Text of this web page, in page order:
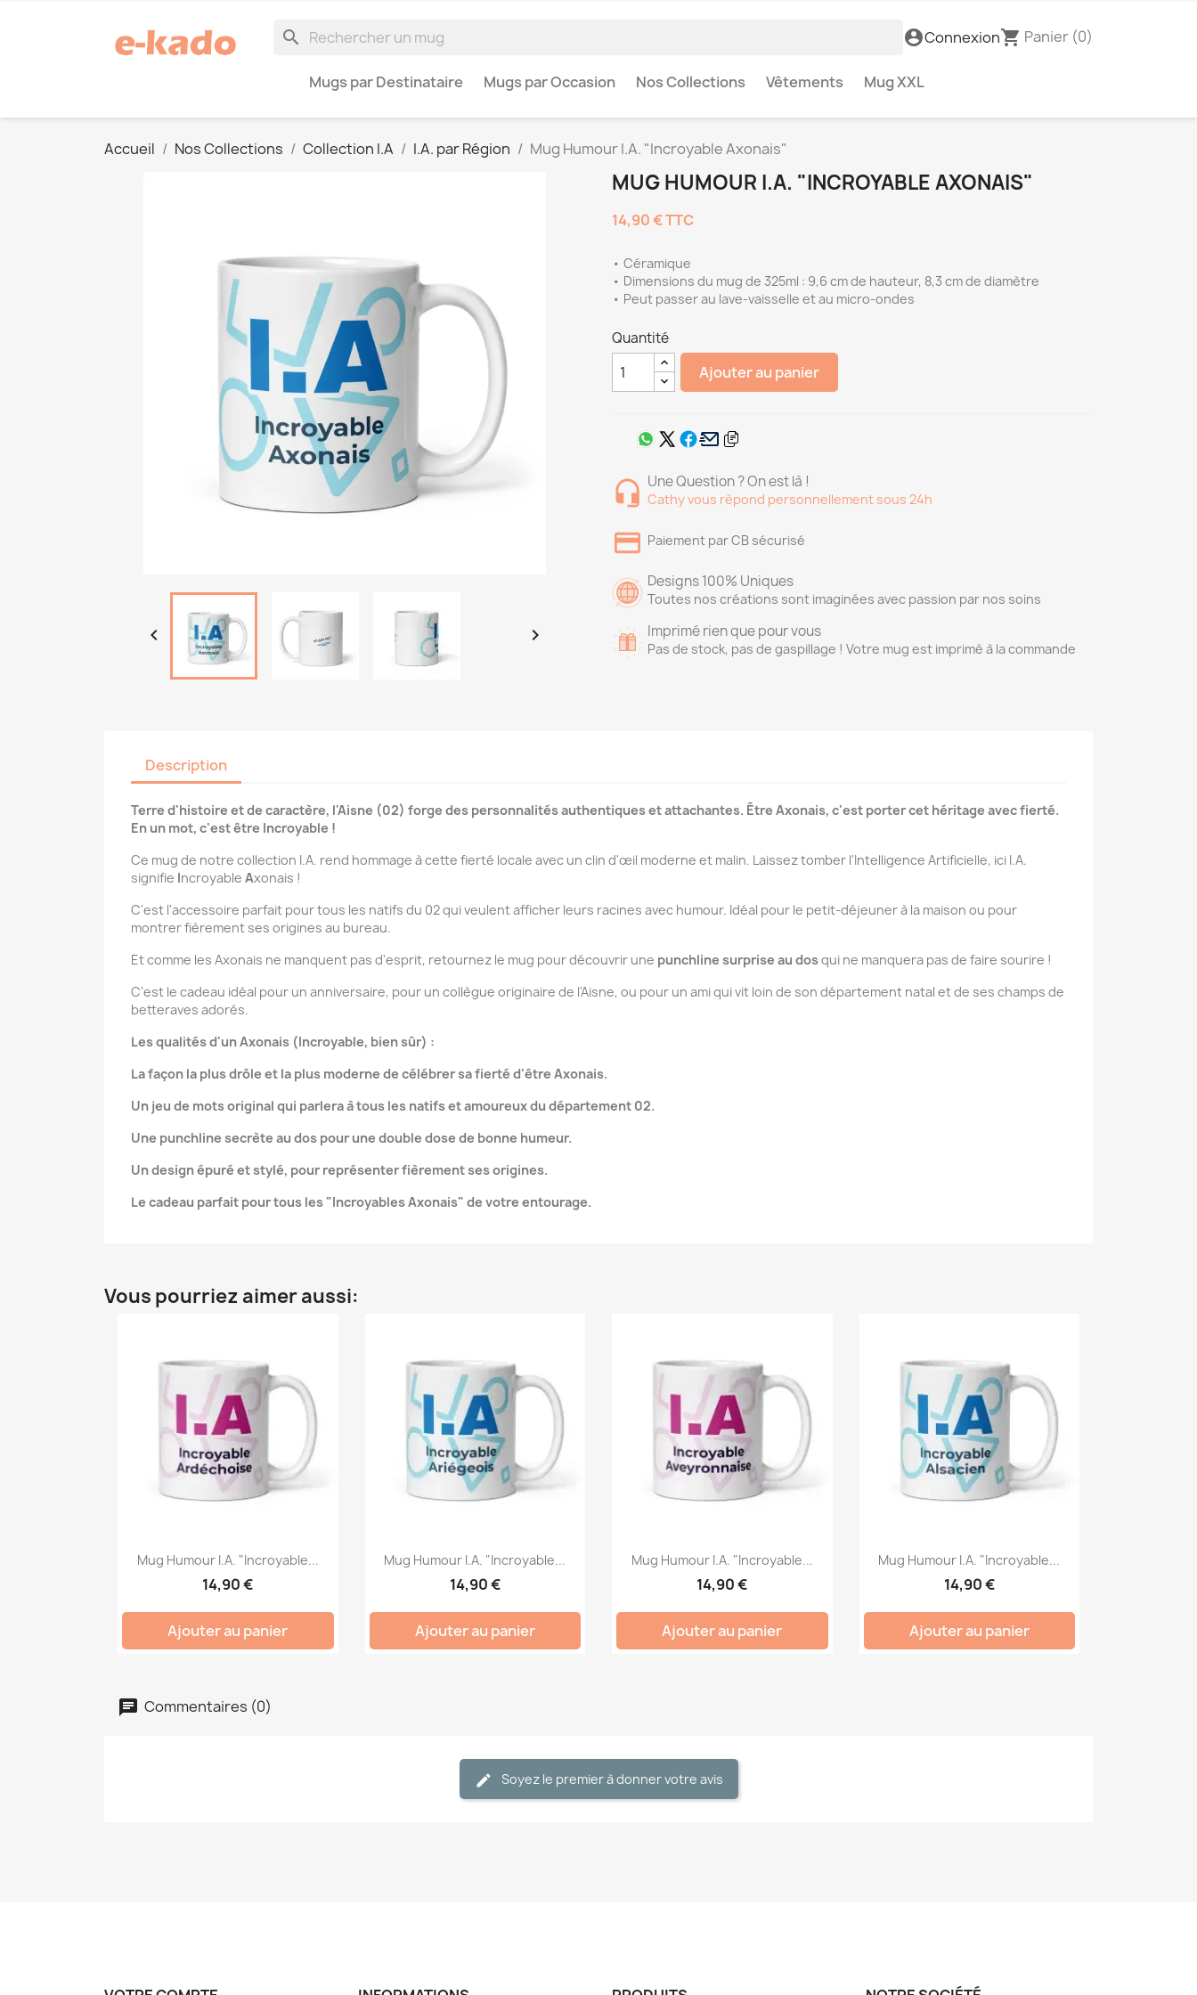
search account_circleConnexionshopping_cart Panier (0)
Mugs par Destinataire Mugs par Occasion Nos Collections Vêtements Mug XXL
Accueil Nos Collections Collection I.A I.A. par Région Mug Humour I.A. "Incroyable Axonais"
 
MUG HUMOUR I.A. "INCROYABLE AXONAIS"
14,90 €TTC
• Céramique
• Dimensions du mug de 325ml : 9,6 cm de hauteur, 8,3 cm de diamètre
• Peut passer au lave-vaisselle et au micro-ondes
Quantité
Ajouter au panier
Une Question ? On est là !
Cathy vous répond personnellement sous 24h
Paiement par CB sécurisé
Designs 100% Uniques
Toutes nos créations sont imaginées avec passion par nos soins
Imprimé rien que pour vous
Pas de stock, pas de gaspillage ! Votre mug est imprimé à la commande
Description
Terre d'histoire et de caractère, l'Aisne (02) forge des personnalités authentiques et attachantes. Être Axonais, c'est porter cet héritage avec fierté.
En un mot, c'est être Incroyable !
Ce mug de notre collection I.A. rend hommage à cette fierté locale avec un clin d'œil moderne et malin. Laissez tomber l'Intelligence Artificielle, ici I.A.
signifie Incroyable Axonais !
C'est l'accessoire parfait pour tous les natifs du 02 qui veulent afficher leurs racines avec humour. Idéal pour le petit-déjeuner à la maison ou pour
montrer fièrement ses origines au bureau.
Et comme les Axonais ne manquent pas d'esprit, retournez le mug pour découvrir une punchline surprise au dosqui ne manquera pas de faire sourire !
C'est le cadeau idéal pour un anniversaire, pour un collègue originaire de l'Aisne, ou pour un ami qui vit loin de son département natal et de ses champs de
betteraves adorés.
Les qualités d'un Axonais (Incroyable, bien sûr) :
La façon la plus drôle et la plus moderne de célébrer sa fierté d'être Axonais.
Un jeu de mots original qui parlera à tous les natifs et amoureux du département 02.
Une punchline secrète au dos pour une double dose de bonne humeur.
Un design épuré et stylé, pour représenter fièrement ses origines.
Le cadeau parfait pour tous les "Incroyables Axonais" de votre entourage.
Vous pourriez aimer aussi:
Mug Humour I.A. "Incroyable...
14,90 €
Ajouter au panier
Mug Humour I.A. "Incroyable...
14,90 €
Ajouter au panier
Mug Humour I.A. "Incroyable...
14,90 €
Ajouter au panier
Mug Humour I.A. "Incroyable...
14,90 €
Ajouter au panier
Commentaires (0)
Soyez le premier à donner votre avis